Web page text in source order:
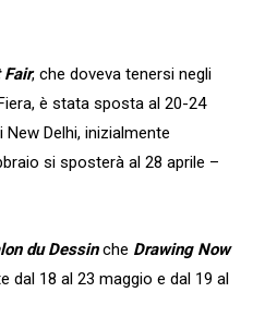
Fair, che doveva tenersi negli
è stata sposta al 20-24
New Delhi, inizialmente
si sposterà al 28 aprile –
du Dessinche Drawing Now
dal 18 al 23 maggio e dal 19 al